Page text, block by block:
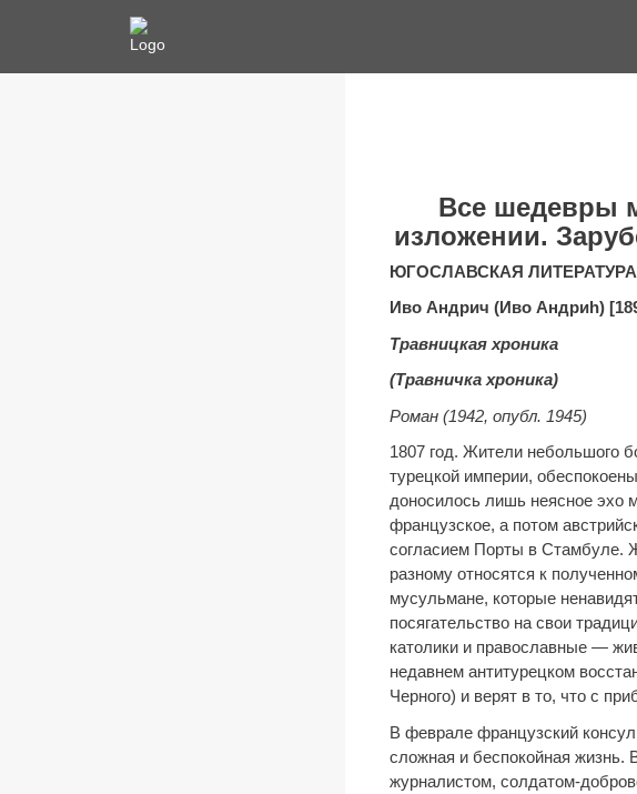
Все шедевры
изложении.
ЮГОСЛАВСКАЯ ЛИТЕРАТУРА
Иво Андрич (Иво Андриh)
Травницкая хроника
(Травничка хроника)
Роман (1942, опубл. 1945)
1807 год. Жители небольшого
турецкой империи,
доносилось лишь неясное эхо
французское, а потом
согласием Порты в Стамбуле.
разному относятся к
мусульмане, которые
посягательство на свои
католики и православные —
недавнем антитурецком
Черного) и верят в то, что с
В феврале французский
сложная и беспокойная жизнь.
журналистом, солдатом-